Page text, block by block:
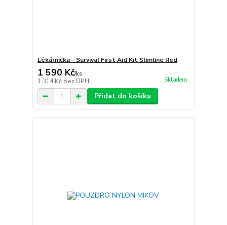
Lékárnička - Survival First Aid Kit Slimline Red
1 590 Kč/ks
1 314 Kč bez DPH Skladem
Přidat do košíku